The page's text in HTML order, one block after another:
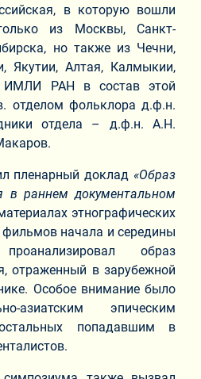
в которую вошли
из Москвы, Санкт-
но также из Чечни,
Якутии, Алтая, Калмыкии,
ИМЛИ РАН в состав этой
отделом фольклора д.ф.н.
отдела – д.ф.н. А.Н.
пленарный доклад«Образ
в раннем документальном
этнографических
начала и середины
образ
отраженный в зарубежной
Особое внимание было
азиатским эпическим
попадавшим в